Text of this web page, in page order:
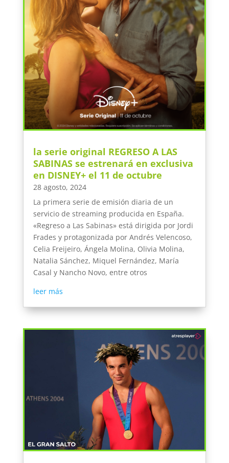
la serie original REGRESO A LAS
SABINAS se estrenará en exclusiva
en DISNEY+ el 11 de octubre
28 agosto, 2024
La primera serie de emisión diaria de un
servicio de streaming producida en España.
«Regreso a Las Sabinas» está dirigida por Jordi
Frades y protagonizada por Andrés Velencoso,
Celia Freijeiro, Ángela Molina, Olivia Molina,
Natalia Sánchez, Miquel Fernández, María
Casal y Nancho Novo, entre otros
leer más